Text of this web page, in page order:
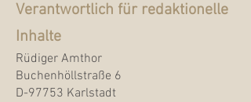
Verantwortlich für redaktionelle
Inhalte
Rüdiger Amthor
Buchenhöllstraße 6
D-97753 Karlstadt